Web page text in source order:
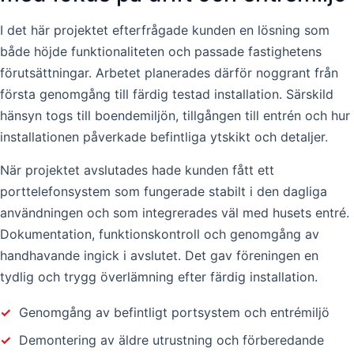
I det här projektet efterfrågade kunden en lösning som
både höjde funktionaliteten och passade fastighetens
förutsättningar. Arbetet planerades därför noggrant från
första genomgång till färdig testad installation. Särskild
hänsyn togs till boendemiljön, tillgången till entrén och hur
installationen påverkade befintliga ytskikt och detaljer.
När projektet avslutades hade kunden fått ett
porttelefonsystem som fungerade stabilt i den dagliga
användningen och som integrerades väl med husets entré.
Dokumentation, funktionskontroll och genomgång av
handhavande ingick i avslutet. Det gav föreningen en
tydlig och trygg överlämning efter färdig installation.
✓ Genomgång av befintligt portsystem och entrémiljö
✓ Demontering av äldre utrustning och förberedande